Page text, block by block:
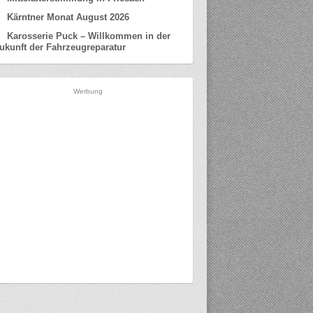
Kärntner Monat August 2026
Karosserie Puck – Willkommen in der
der Fahrzeugreparatur
Werbung